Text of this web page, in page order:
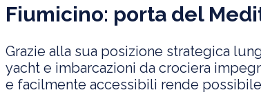
Fiumicino: porta del
Grazie alla sua posizione strategica
yacht e imbarcazioni da crociera
e facilmente accessibili rende